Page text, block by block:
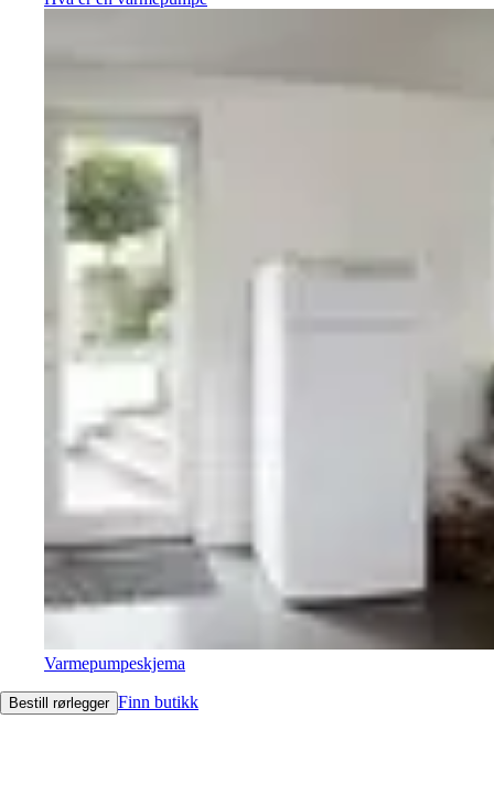
Varmepumpeskjema
Bestill rørlegger Finn butikk